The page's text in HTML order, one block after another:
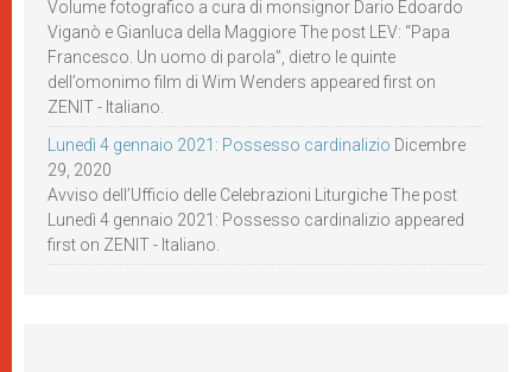
Volume fotografico a cura di monsignor Dario Edoardo
Viganò e Gianluca della Maggiore The post LEV: “Papa
Francesco. Un uomo di parola”, dietro le quinte
dell’omonimo film di Wim Wenders appeared first on
ZENIT - Italiano.
Lunedì 4 gennaio 2021: Possesso cardinalizio Dicembre
29, 2020
Avviso dell’Ufficio delle Celebrazioni Liturgiche The post
Lunedì 4 gennaio 2021: Possesso cardinalizio appeared
first on ZENIT - Italiano.